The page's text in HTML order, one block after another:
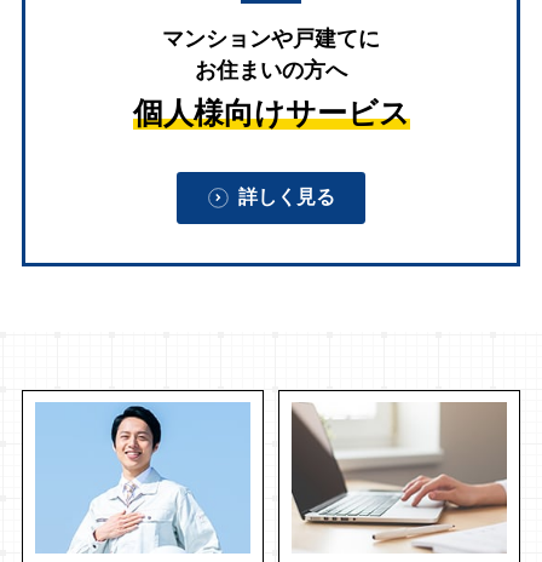
マンションや戸建てに
お住まいの方へ
個人様向けサービス
詳しく見る